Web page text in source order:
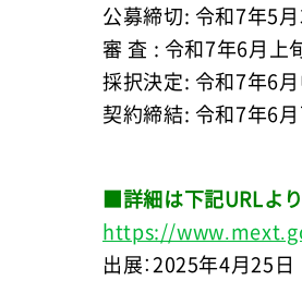
公募締切: 令和7年5月
審 査 : 令和7年6月上
採択決定: 令和7年6
契約締結: 令和7年6
■詳細は下記URLよ
https://
出展：2025年4月25